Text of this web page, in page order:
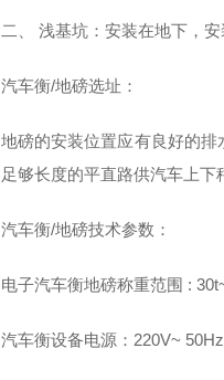
二、 浅基坑：安装在地下，
汽车衡/地磅选址：
地磅的安装位置应有良好的
足够长度的平直路供汽车上下
汽车衡/地磅技术参数：
电子汽车衡地磅称重范围 :
汽车衡设备电源：220V~ 50Hz